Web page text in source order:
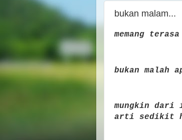
bukan malam...
memang
bukan malah
mungkin dari
arti sedikit